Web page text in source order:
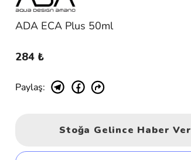
ADA ECA Plus 50ml
284 ₺
Paylaş:
Stoğa Gelince Haber Ver